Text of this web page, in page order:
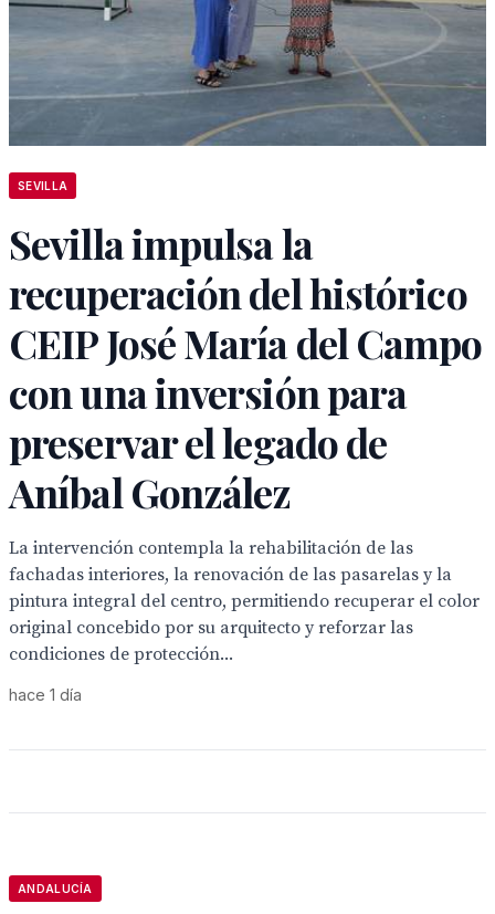
SEVILLA
Sevilla impulsa la
recuperación del histórico
CEIP José María del Campo
con una inversión para
preservar el legado de
Aníbal González
La intervención contempla la rehabilitación de las
fachadas interiores, la renovación de las pasarelas y la
pintura integral del centro, permitiendo recuperar el color
original concebido por su arquitecto y reforzar las
condiciones de protección...
hace 1 día
ANDALUCÍA